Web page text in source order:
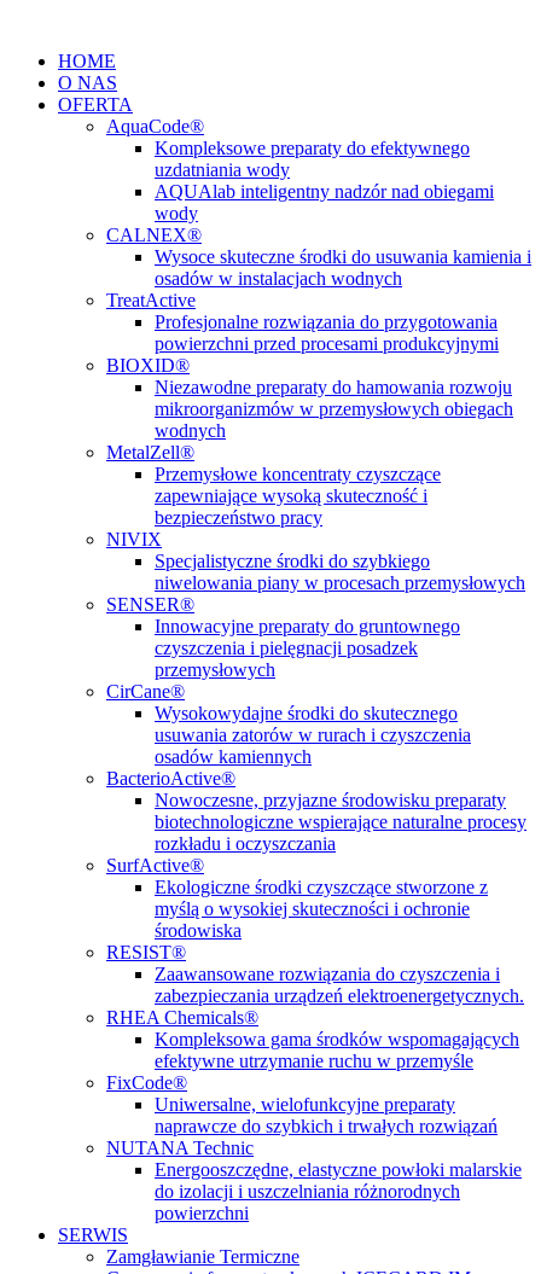
treści
HOME
O NAS
OFERTA
AquaCode®
Kompleksowe preparaty do efektywnego
uzdatniania wody
AQUAlab inteligentny nadzór nad obiegami
wody
CALNEX®
Wysoce skuteczne środki do usuwania kamienia i
osadów w instalacjach wodnych
TreatActive
Profesjonalne rozwiązania do przygotowania
powierzchni przed procesami produkcyjnymi
BIOXID®
Niezawodne preparaty do hamowania rozwoju
mikroorganizmów w przemysłowych obiegach
wodnych
MetalZell®
Przemysłowe koncentraty czyszczące
zapewniające wysoką skuteczność i
bezpieczeństwo pracy
NIVIX
Specjalistyczne środki do szybkiego
niwelowania piany w procesach przemysłowych
SENSER®
Innowacyjne preparaty do gruntownego
czyszczenia i pielęgnacji posadzek
przemysłowych
CirCane®
Wysokowydajne środki do skutecznego
usuwania zatorów w rurach i czyszczenia
osadów kamiennych
BacterioActive®
Nowoczesne, przyjazne środowisku preparaty
biotechnologiczne wspierające naturalne procesy
rozkładu i oczyszczania
SurfActive®
Ekologiczne środki czyszczące stworzone z
myślą o wysokiej skuteczności i ochronie
środowiska
RESIST®
Zaawansowane rozwiązania do czyszczenia i
zabezpieczania urządzeń elektroenergetycznych.
RHEA Chemicals®
Kompleksowa gama środków wspomagających
efektywne utrzymanie ruchu w przemyśle
FixCode®
Uniwersalne, wielofunkcyjne preparaty
naprawcze do szybkich i trwałych rozwiązań
NUTANA Technic
Energooszczędne, elastyczne powłoki malarskie
do izolacji i uszczelniania różnorodnych
powierzchni
SERWIS
Zamgławianie Termiczne